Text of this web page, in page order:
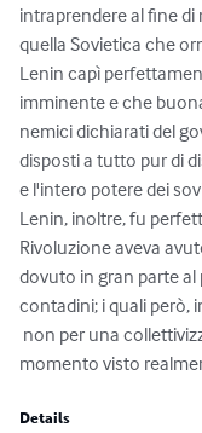
intraprendere al fine
quella Sovietica che
Lenin capì
imminente e che
nemici dichiarati del
disposti a tutto pur di
e l'intero potere dei
Lenin, inoltre, fu
Rivoluzione aveva
dovuto in gran parte al
contadini; i quali però,
non per una
momento visto
Details